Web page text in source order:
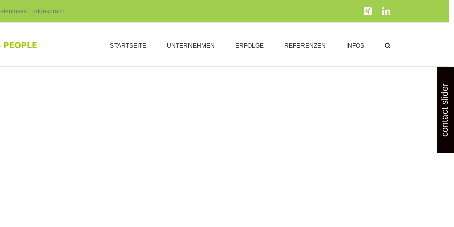
Erstgespräch Xing LinkedIn
STARTSEITE UNTERNEHMEN ERFOLGE REFERENZEN INFOS
contact slider